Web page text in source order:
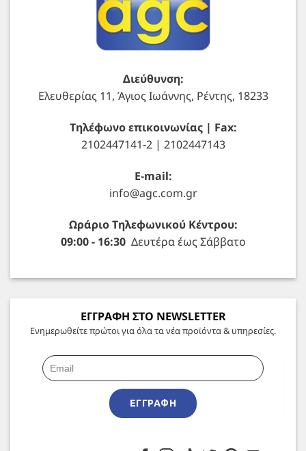
Διεύθυνση:
Ελευθερίας 11, Άγιος Ιωάννης, Ρέντης, 18233
Τηλέφωνο επικοινωνίας | Fax:
2102447141-2 | 2102447143
E-mail:
info@agc.com.gr
Ωράριο Τηλεφωνικού Κέντρου:
09:00 - 16:30Δευτέρα έως Σάββατο
ΕΓΓΡΑΦΗ ΣΤΟ NEWSLETTER
Ενημερωθείτε πρώτοι για όλα τα νέα προϊόντα & υπηρεσίες.
ΕΓΓΡΑΦΉ